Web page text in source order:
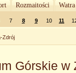
Rozmaitości
7 8 9 10 11
Zdrój
Górskie w